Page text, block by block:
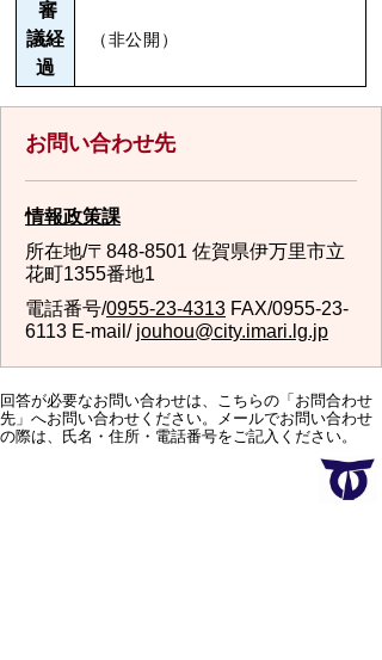
審
議経
過
（非公開）
お問い合わせ先
情報政策課
所在地/〒848-8501 佐賀県伊万里市立
花町1355番地1
電話番号/0955-23-4313 FAX/0955-23-
6113 E-mail/ jouhou@city.imari.lg.jp
回答が必要なお問い合わせは、こちらの「お問合わせ
先」へお問い合わせください。メールでお問い合わせ
の際は、氏名・住所・電話番号をご記入ください。